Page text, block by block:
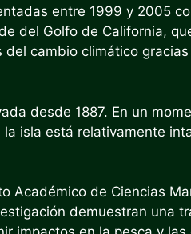
entre 1999 y 2005
del Golfo de California,
del cambio climático
desde 1887. En un
isla está relativamente
Académico de Ciencias
demuestran una